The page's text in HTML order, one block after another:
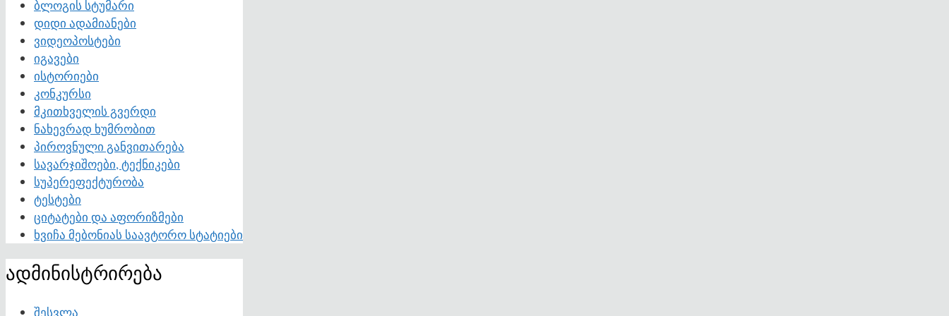
ბლოგის სტუმარი
დიდი ადამიანები
ვიდეოპოსტები
იგავები
ისტორიები
კონკურსი
მკითხველის გვერდი
ნახევრად ხუმრობით
პიროვნული განვითარება
სავარჯიშოები, ტექნიკები
სუპერეფექტურობა
ტესტები
ციტატები და აფორიზმები
ხვიჩა მებონიას საავტორო სტატიები
ადმინისტრირება
შესვლა